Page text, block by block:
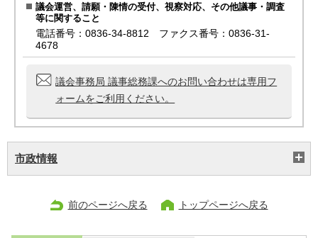
議会運営、請願・陳情の受付、視察対応、その他議事・調査
等に関すること
電話番号：0836-34-8812 ファクス番号：0836-31-
4678
議会事務局 議事総務課へのお問い合わせは専用フ
ォームをご利用ください。
市政情報
前のページへ戻る トップページへ戻る